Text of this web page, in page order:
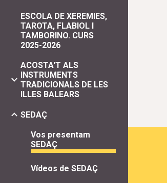
ESCOLA DE XEREMIES,
TAROTA, FLABIOL I
TAMBORINO. CURS
2025-2026
ACOSTA'T ALS
INSTRUMENTS
TRADICIONALS DE LES
ILLES BALEARS
SEDAÇ
Vos presentam
SEDAÇ
Vídeos de SEDAÇ